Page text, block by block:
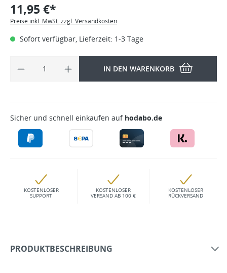
11,95 €*
Preise inkl. MwSt. zzgl. Versandkosten
Sofort verfügbar, Lieferzeit: 1-3 Tage
IN DEN WARENKORB
Sicher und schnell einkaufen auf hodabo.de
KOSTENLOSER
SUPPORT
KOSTENLOSER
VERSAND AB 100 €
KOSTENLOSER
RÜCKVERSAND
PRODUKTBESCHREIBUNG